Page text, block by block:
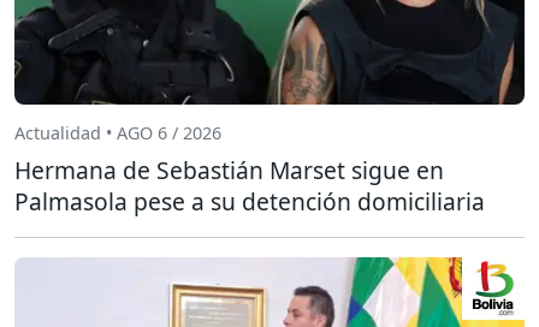
Actualidad • AGO 6 / 2026
Hermana de Sebastián Marset sigue en
Palmasola pese a su detención domiciliaria